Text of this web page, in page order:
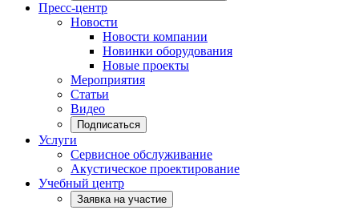
Пресс-центр
Новости
Новости компании
Новинки оборудования
Новые проекты
Мероприятия
Статьи
Видео
Подписаться
Услуги
Сервисное обслуживание
Акустическое проектирование
Учебный центр
Заявка на участие